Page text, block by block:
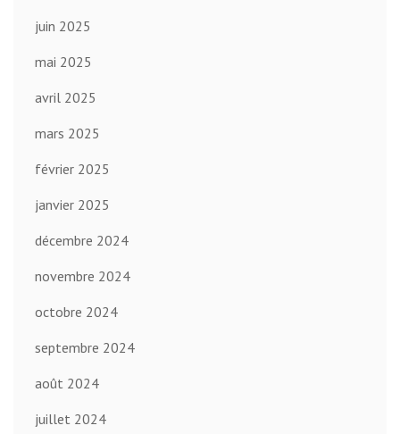
juin 2025
mai 2025
avril 2025
mars 2025
février 2025
janvier 2025
décembre 2024
novembre 2024
octobre 2024
septembre 2024
août 2024
juillet 2024